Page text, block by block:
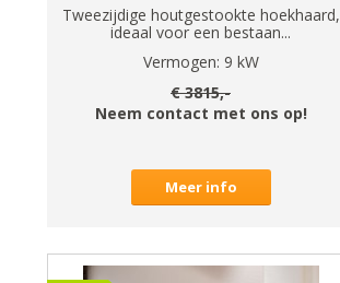
Tweezijdige houtgestookte hoekhaard,
ideaal voor een bestaan...
Vermogen: 9 kW
€3815,-
Neem contact met ons op!
Meer info